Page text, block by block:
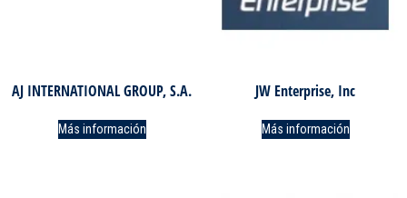
AJ INTERNATIONAL GROUP, S.A.
Más información
JW Enterprise, Inc
Más información